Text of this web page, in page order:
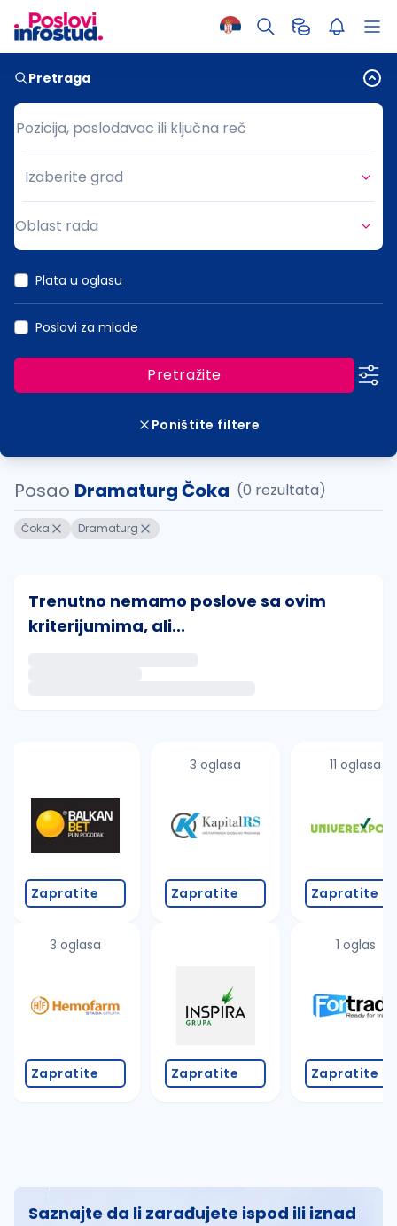
Pretraga
Pozicija, poslodavac ili ključna reč
Pozicija, poslodavac ili ključna reč
Grad
Izaberite grad
Oblast rada
Plata u oglasu
Poslovi za mlade
Pretražite
Poništite filtere
Posao Dramaturg Čoka (0 rezultata)
Čoka Dramaturg
Trenutno nemamo poslove sa ovim
kriterijumima, ali...
Takođe možete da:
proverite pravopisne greške (koristite č, ć, š, đ,
promenite odabrane filtere pretrage
Zapratite
3 oglasa
Zapratite
3 oglasa
Zapratite
Zapratite
11 oglasa
Zapratite
1 oglas
Zapratite
Saznajte da li zarađujete ispod ili iznad